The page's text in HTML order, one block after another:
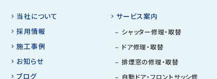
当社について
採用情報
施工事例
お知らせ
ブログ
サービス案内
シャッター修理・取替
ドア修理・取替
排煙窓の修理・取替
自動ドア・フロントサッシ修